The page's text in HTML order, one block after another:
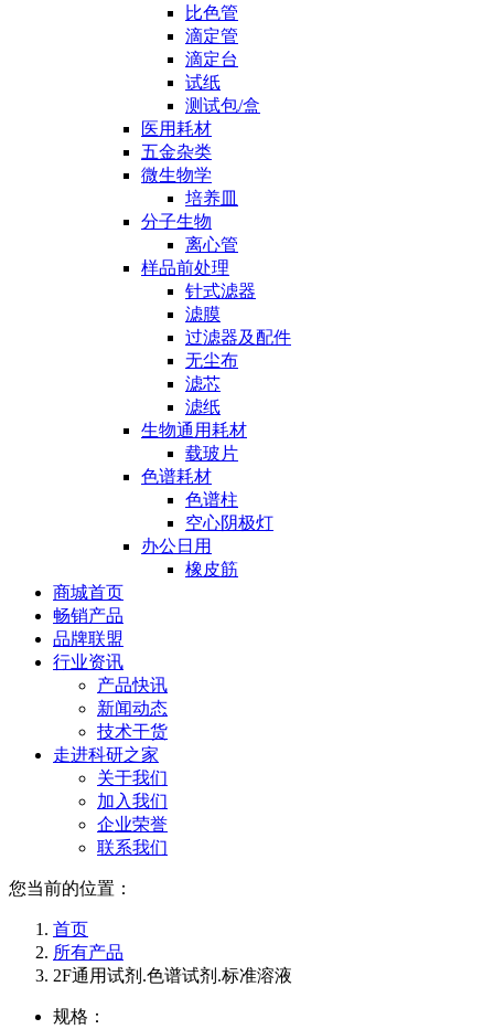
比色管
滴定管
滴定台
试纸
测试包/盒
医用耗材
五金杂类
微生物学
培养皿
分子生物
离心管
样品前处理
针式滤器
滤膜
过滤器及配件
无尘布
滤芯
滤纸
生物通用耗材
载玻片
色谱耗材
色谱柱
空心阴极灯
办公日用
橡皮筋
商城首页
畅销产品
品牌联盟
行业资讯
产品快讯
新闻动态
技术干货
走进科研之家
关于我们
加入我们
企业荣誉
联系我们
您当前的位置：
首页
所有产品
2F通用试剂.色谱试剂.标准溶液
规格：